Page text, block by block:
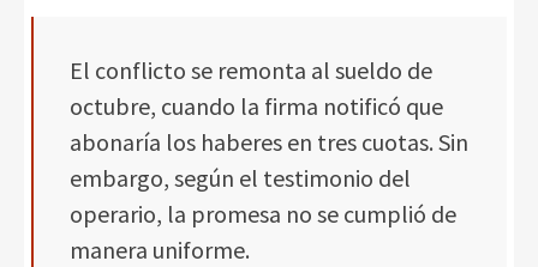
El conflicto se remonta al sueldo de
octubre, cuando la firma notificó que
abonaría los haberes en tres cuotas. Sin
embargo, según el testimonio del
operario, la promesa no se cumplió de
manera uniforme.